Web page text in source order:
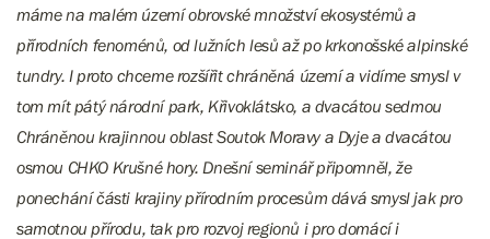
máme na malém území obrovské množství ekosystémů a
přírodních fenoménů, od lužních lesů až po krkonošské alpinské
tundry. I proto chceme rozšířit chráněná území a vidíme smysl v
tom mít pátý národní park, Křivoklátsko, a dvacátou sedmou
Chráněnou krajinnou oblast Soutok Moravy a Dyje a dvacátou
osmou CHKO Krušné hory. Dnešní seminář připomněl, že
ponechání části krajiny přírodním procesům dává smysl jak pro
samotnou přírodu, tak pro rozvoj regionů i pro domácí i